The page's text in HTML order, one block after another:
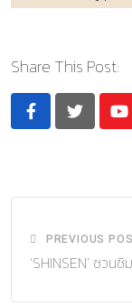
Share This Post:
PREVIOUS
‘SHINSEN’ ชวน